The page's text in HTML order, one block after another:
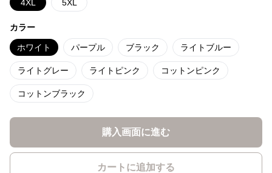
4XL 5XL
カラー
ホワイト パープル ブラック ライトブルー
ライトグレー ライトピンク コットンピンク
コットンブラック
購入画面に進む
カートに追加する